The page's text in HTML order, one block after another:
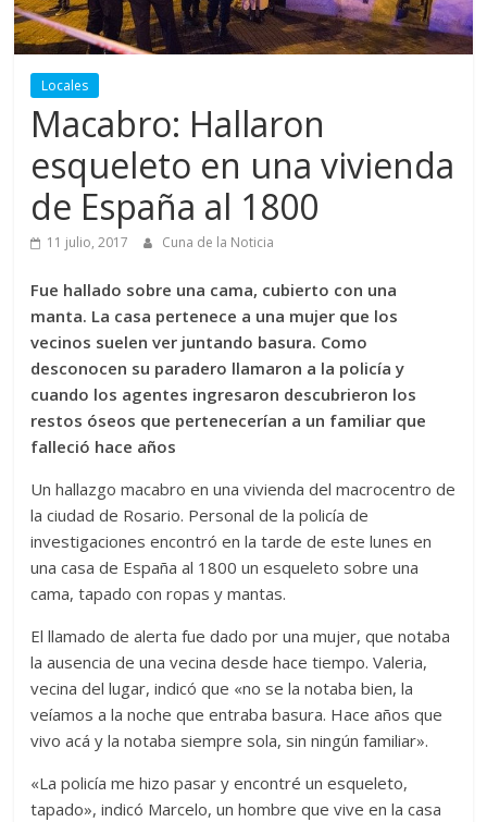
Locales
Macabro: Hallaron
esqueleto en una vivienda
de España al 1800
11 julio, 2017 Cuna de la Noticia
Fue hallado sobre una cama, cubierto con una
manta. La casa pertenece a una mujer que los
vecinos suelen ver juntando basura. Como
desconocen su paradero llamaron a la policía y
cuando los agentes ingresaron descubrieron los
restos óseos que pertenecerían a un familiar que
falleció hace años
Un hallazgo macabro en una vivienda del macrocentro de
la ciudad de Rosario. Personal de la policía de
investigaciones encontró en la tarde de este lunes en
una casa de España al 1800 un esqueleto sobre una
cama, tapado con ropas y mantas.
El llamado de alerta fue dado por una mujer, que notaba
la ausencia de una vecina desde hace tiempo. Valeria,
vecina del lugar, indicó que «no se la notaba bien, la
veíamos a la noche que entraba basura. Hace años que
vivo acá y la notaba siempre sola, sin ningún familiar».
«La policía me hizo pasar y encontré un esqueleto,
tapado», indicó Marcelo, un hombre que vive en la casa